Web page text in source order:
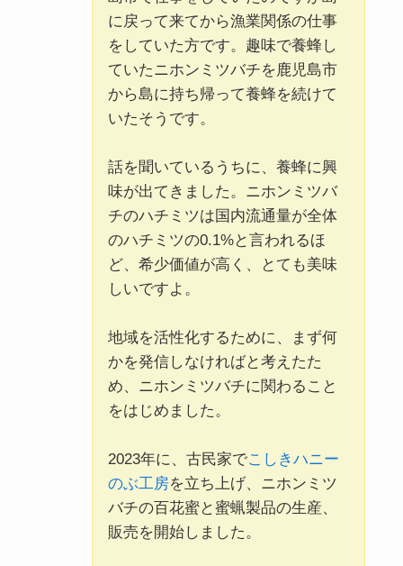
に戻って来てから漁業関係の仕事
をしていた方です。趣味で養蜂し
ていたニホンミツバチを鹿児島市
から島に持ち帰って養蜂を続けて
いたそうです。
話を聞いているうちに、養蜂に興
味が出てきました。ニホンミツバ
チのハチミツは国内流通量が全体
のハチミツの0.1%と言われるほ
ど、希少価値が高く、とても美味
しいですよ。
地域を活性化するために、まず何
かを発信しなければと考えたた
め、ニホンミツバチに関わること
をはじめました。
2023年に、古民家でこしきハニー
のぶ工房を立ち上げ、ニホンミツ
バチの百花蜜と蜜蝋製品の生産、
販売を開始しました。